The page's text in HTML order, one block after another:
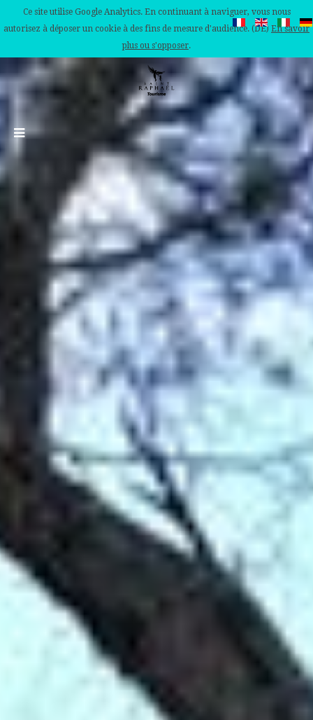
Ce site utilise Google Analytics. En continuant à naviguer, vous nous
autorisez à déposer un cookie à des fins de mesure d'audience. (DE) En savoir
plus ou s'opposer.